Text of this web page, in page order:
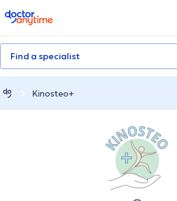
doctoranytime
Find a specialist
Kinosteo+